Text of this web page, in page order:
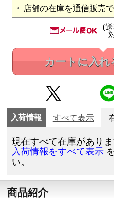
店舗の在庫を通信販売
(
カートに入れ
入荷情報 すべて表示
現在すべて在庫がありま
入荷情報をすべて表示
い。
商品紹介